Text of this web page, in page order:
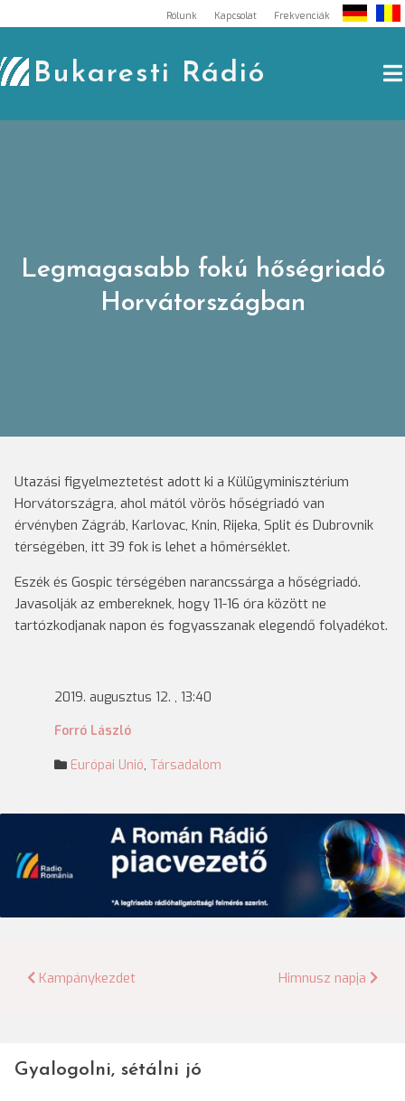
to
content
Rólunk Kapcsolat Frekvenciák
Bukaresti Rádió
Legmagasabb fokú hőségriadó
Horvátországban
Utazási figyelmeztetést adott ki a Külügyminisztérium
Horvátországra, ahol mától vörös hőségriadó van
érvényben Zágráb, Karlovac, Knin, Rijeka, Split és Dubrovnik
térségében, itt 39 fok is lehet a hőmérséklet.
Eszék és Gospic térségében narancssárga a hőségriadó.
Javasolják az embereknek, hogy 11-16 óra között ne
tartózkodjanak napon és fogyasszanak elegendő folyadékot.
2019. augusztus 12. , 13:40
Forró László
Európai Unió, Társadalom
Bejegyzés
Kampánykezdet Himnusz napja
Gyalogolni, sétálni jó